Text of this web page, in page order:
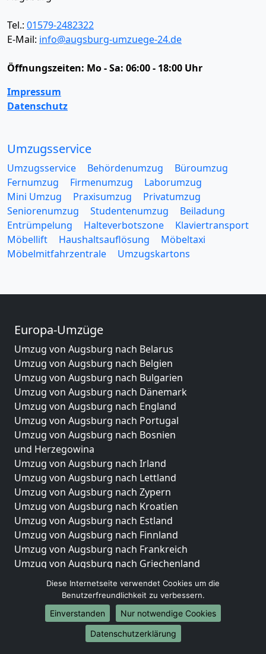
Tel.: 01579-2482322
E-Mail: info@augsburg-umzuege-24.de
Öffnungszeiten: Mo - Sa: 06:00 - 18:00 Uhr
Impressum
Datenschutz
Umzugsservice
Umzugsservice Behördenumzug
Büroumzug
Fernumzug
Firmenumzug
Laborumzug
Mini Umzug
Praxisumzug
Privatumzug
Seniorenumzug
Studentenumzug
Beiladung
Entrümpelung
Halteverbotszone
Klaviertransport
Möbellift
Haushaltsauflösung
Möbeltaxi
Möbelmitfahrzentrale
Umzugskartons
Europa-Umzüge
Umzug von Augsburg nach Belarus
Umzug von Augsburg nach Belgien
Umzug von Augsburg nach Bulgarien
Umzug von Augsburg nach Dänemark
Umzug von Augsburg nach England
Umzug von Augsburg nach Portugal
Umzug von Augsburg nach Bosnien
und Herzegowina
Umzug von Augsburg nach Irland
Umzug von Augsburg nach Lettland
Umzug von Augsburg nach Zypern
Umzug von Augsburg nach Kroatien
Umzug von Augsburg nach Estland
Umzug von Augsburg nach Finnland
Umzug von Augsburg nach Frankreich
Umzug von Augsburg nach Griechenland
Umzug von Augsburg nach Italien
Umzug von Augsburg nach Liechtenstein
Umzug von Augsburg nach Luxemburg
Umzug von Augsburg nach Niederlande
Umzug von Augsburg nach Norwegen
Diese Internetseite verwendet Cookies um die
Benutzerfreundlichkeit zu verbessern.
Einverstanden
Nur notwendige Cookies
Datenschutzerklärung